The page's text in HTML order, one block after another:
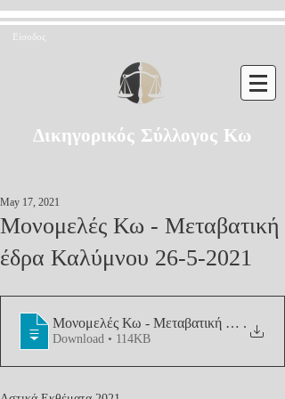
Είσοδος
Δικηγορικός Σύλλογος Κω
Μονομελές Κω - Μεταβατική
έδρα Καλύμνου 26-5-2021
May 17, 2021
Μονομελές Κω - Μεταβατική έδρα Καλύ
.
Download • 114KB